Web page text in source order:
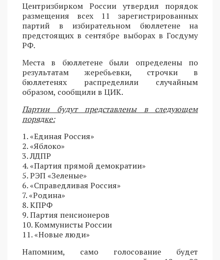
Центризбирком России утвердил порядок
размещения всех 11 зарегистрированных
партий в избирательном бюллетене на
предстоящих в сентябре выборах в Госдуму
РФ.
Места в бюллетене были определены по
результатам жеребьевки, строчки в
бюллетенях распределили случайным
образом, сообщили в ЦИК.
Партии будут представлены в следующем
порядке:
1. «Единая Россия»
2. «Яблоко»
3. ЛДПР
4. «Партия прямой демократии»
5. РЭП «Зеленые»
6. «Справедливая Россия»
7. «Родина»
8. КПРФ
9. Партия пенсионеров
10. Коммунисты России
11. «Новые люди»
Напомним, само голосование будет